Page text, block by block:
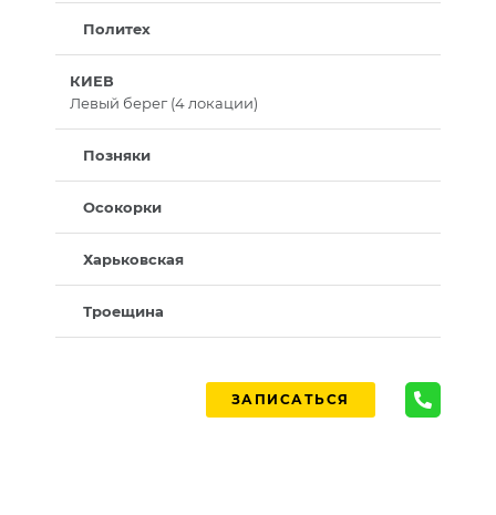
Политех
КИЕВ
Левый берег (4 локации)
Позняки
Осокорки
Харьковская
Троещина
ЗАПИСАТЬСЯ